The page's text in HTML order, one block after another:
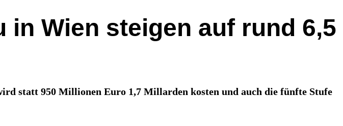
Wien steigen auf rund 6,5
statt 950 Millionen Euro 1,7 Millarden kosten und auch die fünfte Stufe